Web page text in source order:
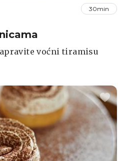
30min
voćni tiramisu